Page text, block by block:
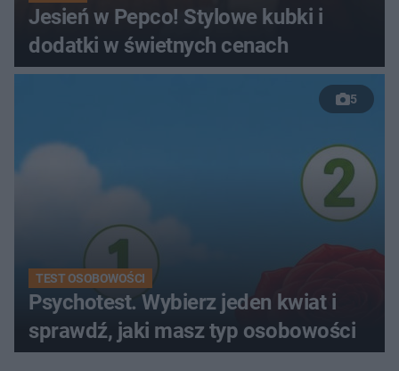
Jesień w Pepco! Stylowe kubki i
dodatki w świetnych cenach
5
TEST OSOBOWOŚCI
Psychotest. Wybierz jeden kwiat i
sprawdź, jaki masz typ osobowości